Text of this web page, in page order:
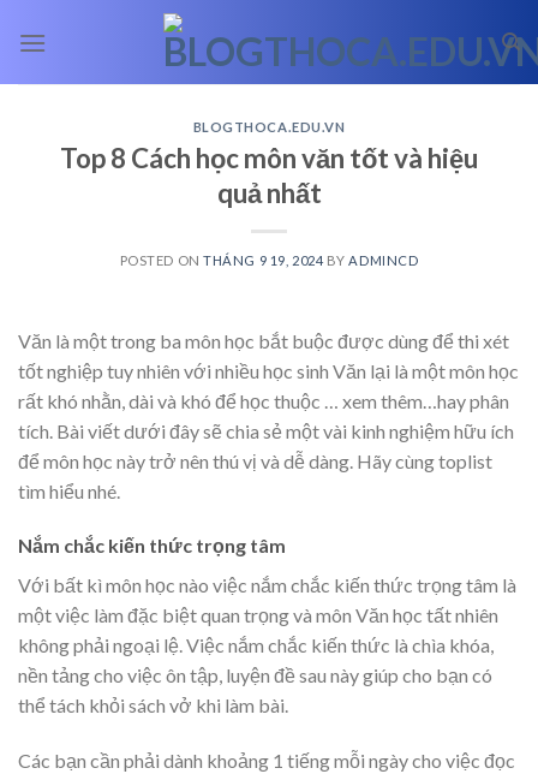
BLOGTHOCA.EDU.VN
Top 8 Cách học môn văn tốt và hiệu
quả nhất
POSTED ONTHÁNG 9 19, 2024 BY ADMINCD
Văn là một trong ba môn học bắt buộc được dùng để thi xét
tốt nghiệp tuy nhiên với nhiều học sinh Văn lại là một môn học
rất khó nhằn, dài và khó để học thuộc
… xem thêm… hay phân
tích. Bài viết dưới đây sẽ chia sẻ một vài kinh nghiệm hữu ích
để môn học này trở nên thú vị và dễ dàng. Hãy cùng toplist
tìm hiểu nhé.
Nắm chắc kiến thức trọng tâm
Với bất kì môn học nào việc nắm chắc kiến thức trọng tâm là
một việc làm đặc biệt quan trọng và môn Văn học tất nhiên
không phải ngoại lệ. Việc nắm chắc kiến thức là chìa khóa,
nền tảng cho việc ôn tập, luyện đề sau này giúp cho bạn có
thể tách khỏi sách vở khi làm bài.
Các bạn cần phải dành khoảng 1 tiếng mỗi ngày cho việc đọc